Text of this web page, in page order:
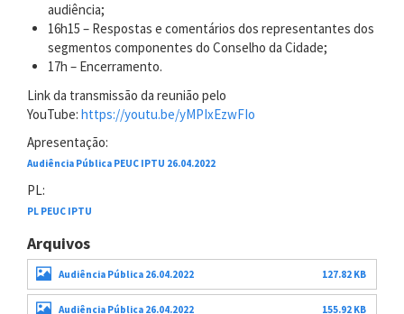
audiência;
16h15 – Respostas e comentários dos representantes dos
segmentos componentes do Conselho da Cidade;
17h – Encerramento.
Link da transmissão da reunião pelo
YouTube: https://youtu.be/yMPIxEzwFIo
Apresentação:
Audiência Pública PEUC IPTU 26.04.2022
PL:
PL PEUC IPTU
Arquivos
Audiência Pública 26.04.2022 127.82 KB
Audiência Pública 26.04.2022 155.92 KB